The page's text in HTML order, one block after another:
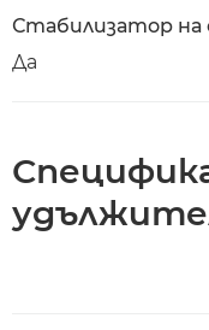
Стабилизатор на
Да